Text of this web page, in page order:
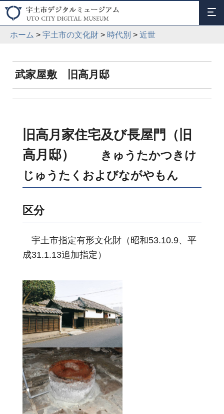
ホーム > 宇土市の文化財 > 時代別 > 近世
武家屋敷 旧高月邸
旧高月家住宅及び長屋門（旧
高月邸）
きゅうたかつきけ
じゅうたくおよびながやもん
区分
宇土市指定有形文化財（昭和53.10.9、平
成31.1.13追加指定）